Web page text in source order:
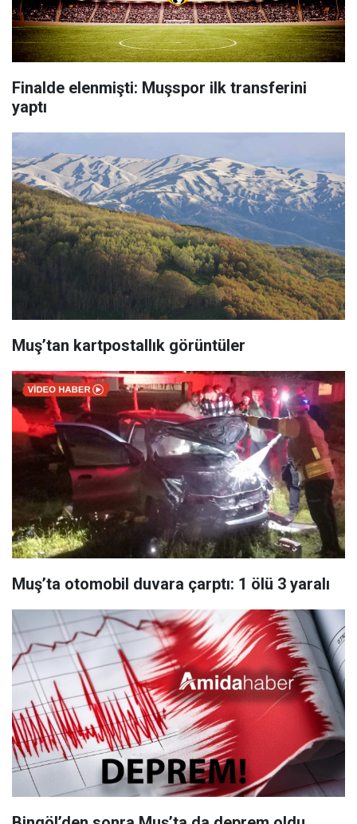
Finalde elenmişti: Muşspor ilk transferini
yaptı
Muş’tan kartpostallık görüntüler
Muş’ta otomobil duvara çarptı: 1 ölü 3 yaralı